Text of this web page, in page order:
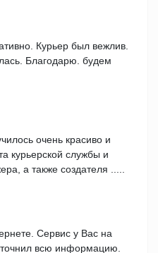
Курьер был вежлив.
Благодарю. будем
очень красиво и
курьерской службы и
а также создателя .....
Сервис у Вас на
всю информацию.